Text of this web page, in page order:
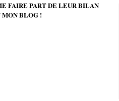
FAIRE PART DE LEUR BILAN
BLOG !